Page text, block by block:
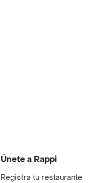
Únete a Rappi
Registra tu restaurante